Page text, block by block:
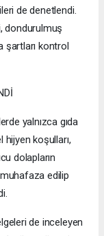
de denetlendi.
dondurulmuş
şartları kontrol
yalnızca gıda
hijyen koşulları,
dolapların
edilip
de inceleyen